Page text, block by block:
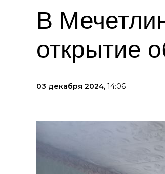
В
открытие
03 декабря 2024, 14:06